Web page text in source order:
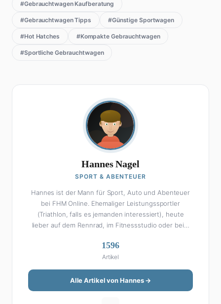
#Gebrauchtwagen Kaufberatung
#Gebrauchtwagen Tipps #Günstige Sportwagen
#Hot Hatches #Kompakte Gebrauchtwagen
#Sportliche Gebrauchtwagen
Hannes Nagel
SPORT & ABENTEUER
Hannes ist der Mann für Sport, Auto und Abenteuer
bei FHM Online. Ehemaliger Leistungssportler
(Triathlon, falls es jemanden interessiert), heute
lieber auf dem Rennrad, im Fitnessstudio oder beim
enzyklopädisch: Egal ob Bundesliga-Analyse, Formel 1,
UFC oder Olympia – Hannes liefert fundierte
Einschätzungen mit der Leidenschaft eines echten
Fans. Aber Sport ist nur die halbe Miete: Hannes ist
auch unser Auto-Experte. Vom Elektro-SUV bis zum
1596
Artikel
Alle Artikel von Hannes →